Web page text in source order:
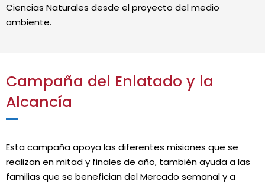
Ciencias Naturales desde el proyecto del medio
ambiente.
Campaña del Enlatado y la
Alcancía
Esta campaña apoya las diferentes misiones que se
realizan en mitad y finales de año, también ayuda a las
familias que se benefician del Mercado semanal y a